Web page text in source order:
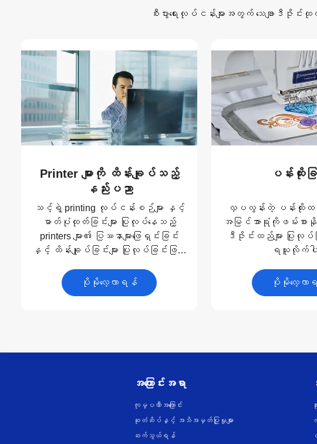
စီးပွားရေးလုပ်ငန်းများအတွက် သေချာဒီ
Printer များကို ထိန်းချုပ်သည့်
နည်းပညာ
သင့်ရဲ့ printing လုပ်ငန်းစဉ်များ နှင့်
ဓာတ်ပုံထုတ်ခြင်းများ ပြုလုပ်နေသည့်
printers များ၏ ပြဿနာများဖြေရှင်းခြင်း
နှင့် ထိန်းချုပ်ခြင်းများ ပြုလုပ်ခြင်းဖြင့်
ပိုမိုလေ့လာရန်
ပန်းထိုးခ
လှပလွန်းတဲ့ ပန်းထိုးထည်မ
အမြင်အာရုံကိုဖမ်းစာ
ဒီဇိုင်းထည်များ ပြုလုပ်ပြီ
ရယူလိုက်ပ
ပိုမိုလေ့လာ
အကြောင်းအရာ
ကုမ္ပဏီအကြောင်း
ဆုတံဆိပ်နှင့် အသိအမှတ်ပြုမှုများ
ဆက်သွယ်ရန်